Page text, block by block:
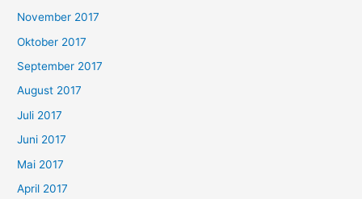
November 2017
Oktober 2017
September 2017
August 2017
Juli 2017
Juni 2017
Mai 2017
April 2017